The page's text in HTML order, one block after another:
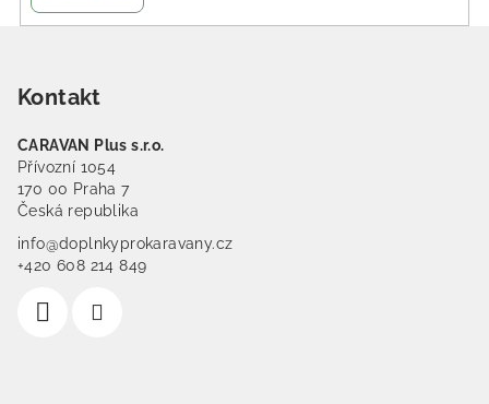
Kontakt
CARAVAN Plus s.r.o.
Přívozní 1054
170 00 Praha 7
Česká republika
info@doplnkyprokaravany.cz
+420 608 214 849